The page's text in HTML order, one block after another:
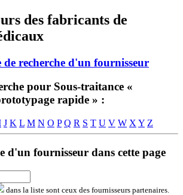
des fabricants de
de recherche d'un fournisseur
pour Sous-traitance «
rapide » :
J K L M N O P Q R S T U V W X Y Z
d'un fournisseur dans cette page
dans la liste sont ceux des fournisseurs partenaires.